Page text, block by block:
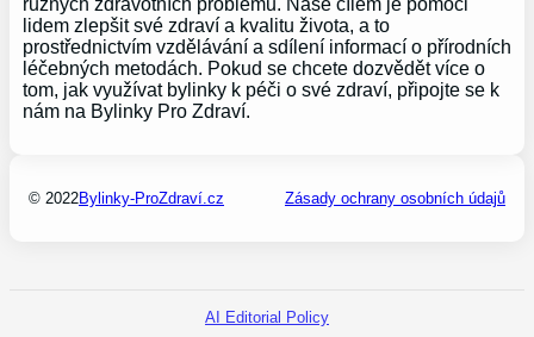
různých zdravotních problémů. Naše cílem je pomoci
lidem zlepšit své zdraví a kvalitu života, a to
prostřednictvím vzdělávání a sdílení informací o přírodních
léčebných metodách. Pokud se chcete dozvědět více o
tom, jak využívat bylinky k péči o své zdraví, připojte se k
nám na Bylinky Pro Zdraví.
© 2022Bylinky-ProZdraví.cz Zásady ochrany osobních údajů
AI Editorial Policy